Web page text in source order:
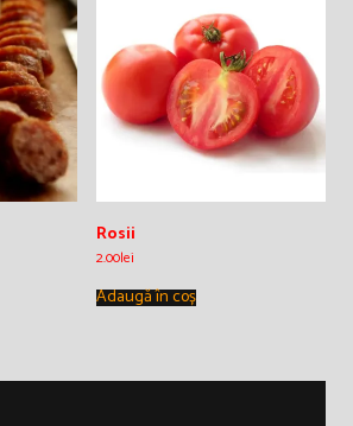
Rosii
2.00lei
Adaugă în coș